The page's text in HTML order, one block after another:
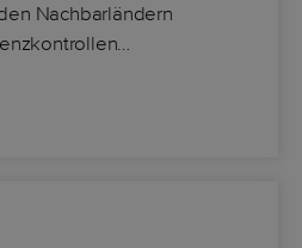
Nachbarländern